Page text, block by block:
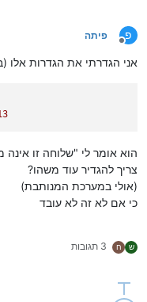
פ
מנותק
פיתה
אני הגדרתי את הגדרות
הוא אומר לי "שלוחה זו
צריך להגדיר עוד משהו?
(אולי במערכת המנותבת)
כי אם לא זה לא עובד
ש ח 3 תגובות